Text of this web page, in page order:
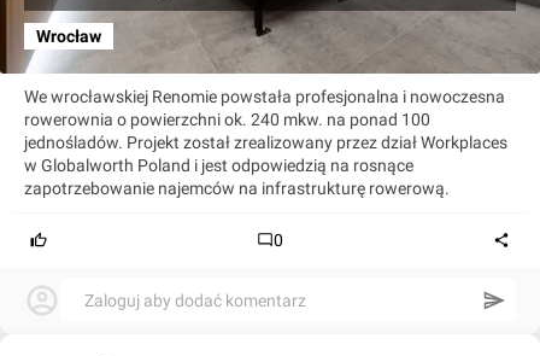
Wrocław
We wrocławskiej Renomie powstała profesjonalna i nowoczesna
rowerownia o powierzchni ok. 240 mkw. na ponad 100
jednośladów. Projekt został zrealizowany przez dział Workplaces
w Globalworth Poland i jest odpowiedzią na rosnące
zapotrzebowanie najemców na infrastrukturę rowerową.
0
Zaloguj aby dodać komentarz